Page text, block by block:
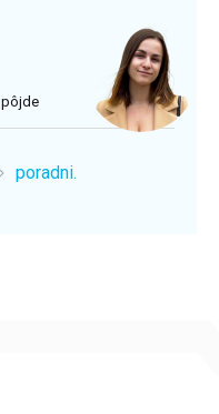
pôjde
poradni.